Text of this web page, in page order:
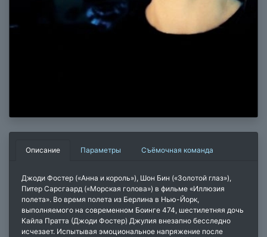
Описание Параметры Съёмочная команда
Джоди Фостер («Анна и король»), Шон Бин («Золотой глаз»),
Питер Сарсгаард («Морская голова») в фильме «Иллюзия
полета». Во время полета из Берлина в Нью-Йорк,
выполняемого на современном Боинге 474, шестилетняя дочь
Кайла Пратта (Джоди Фостер) Джулия внезапно бесследно
исчезает. Испытывая эмоциональное напряжение после